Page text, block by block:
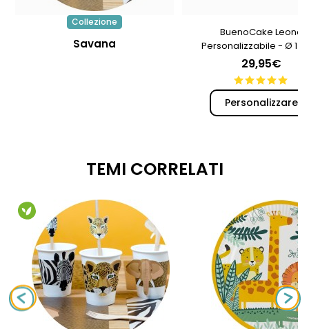
Collezione
Savana
BuenoCake Leone
Personalizzabile - Ø 14
29,95€
Personalizzare
TEMI CORRELATI